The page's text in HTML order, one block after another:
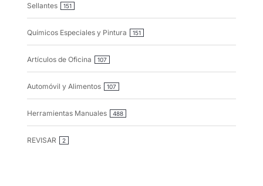
Sellantes 151
Químicos Especiales y Pintura 151
Artículos de Oficina 107
Automóvil y Alimentos 107
Herramientas Manuales 488
REVISAR 2